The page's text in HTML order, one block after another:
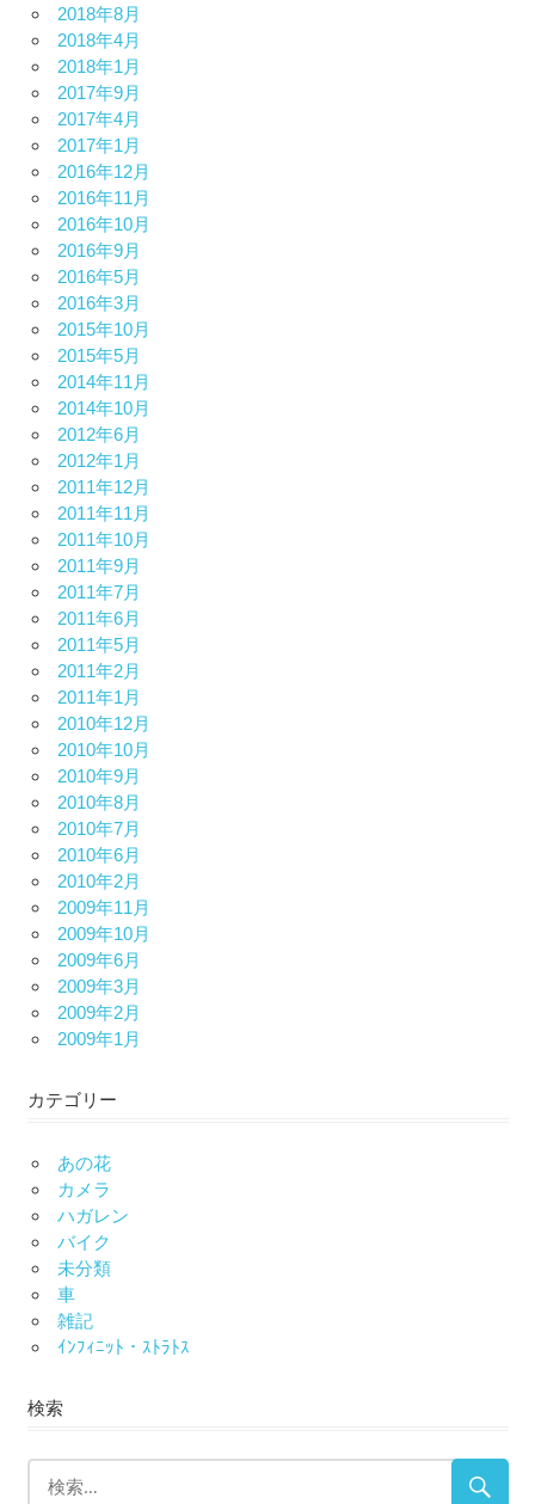
2018年8月
2018年4月
2018年1月
2017年9月
2017年4月
2017年1月
2016年12月
2016年11月
2016年10月
2016年9月
2016年5月
2016年3月
2015年10月
2015年5月
2014年11月
2014年10月
2012年6月
2012年1月
2011年12月
2011年11月
2011年10月
2011年9月
2011年7月
2011年6月
2011年5月
2011年2月
2011年1月
2010年12月
2010年10月
2010年9月
2010年8月
2010年7月
2010年6月
2010年2月
2009年11月
2009年10月
2009年6月
2009年3月
2009年2月
2009年1月
カテゴリー
あの花
カメラ
ハガレン
バイク
未分類
車
雑記
ｲﾝﾌｨﾆｯﾄ・ｽﾄﾗﾄｽ
検索